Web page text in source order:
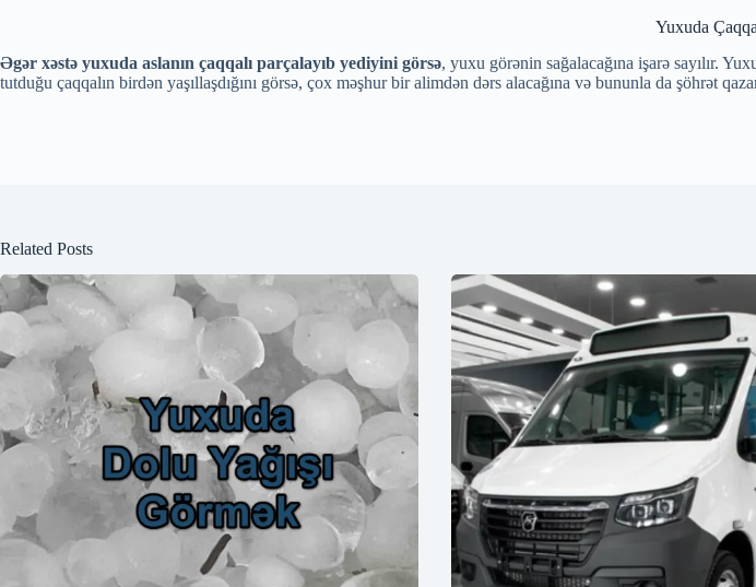
Yuxuda
Əgər xəstə yuxuda aslanın çaqqalı parçalayıb yediyini görsə, yuxu görənin sağalacağına işarə sayılır.
tutduğu çaqqalın birdən yaşıllaşdığını görsə, çox məşhur bir alimdən dərs alacağına və bununla da şöhrət
Related Posts